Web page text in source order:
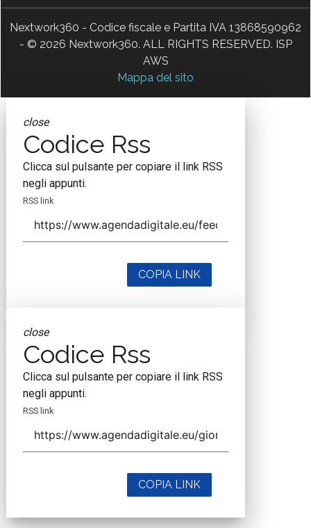
Nextwork360 - Codice fiscale e Partita IVA 13868590962
- © 2026 Nextwork360. ALL RIGHTS RESERVED. ISP
AWS
Mappa del sito
close
Codice Rss
Clicca sul pulsante per copiare il link RSS
negli appunti.
RSS link
COPIA LINK
close
Codice Rss
Clicca sul pulsante per copiare il link RSS
negli appunti.
RSS link
COPIA LINK